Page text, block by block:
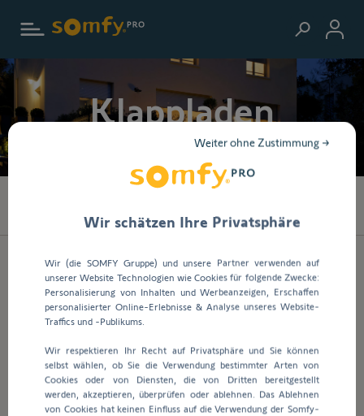
Klappladen
Art.-Nr.
Yslo Flex io braun/schwarz für 1
Flügel
Wir schätzen Ihre Privatsphäre
Wir (die SOMFY Gruppe) und unsere Partner verwenden auf
unserer Website Technologien wie Cookies für folgende Zwecke:
Personalisierung von Inhalten und Werbeanzeigen, Erschaffen
personalisierter Online-Erlebnisse & Analyse unseres Website-
Traffics und -Publikums.
Wir respektieren Ihr Recht auf Privatsphäre und Sie können
selbst wählen, ob Sie die Verwendung bestimmter Arten von
Cookies oder von Diensten, die von Dritten bereitgestellt
werden, akzeptieren, überprüfen oder ablehnen. Das Ablehnen
von Cookies hat keinen Einfluss auf die Verwendung der Somfy-
Weiter ohne Zustimmung →